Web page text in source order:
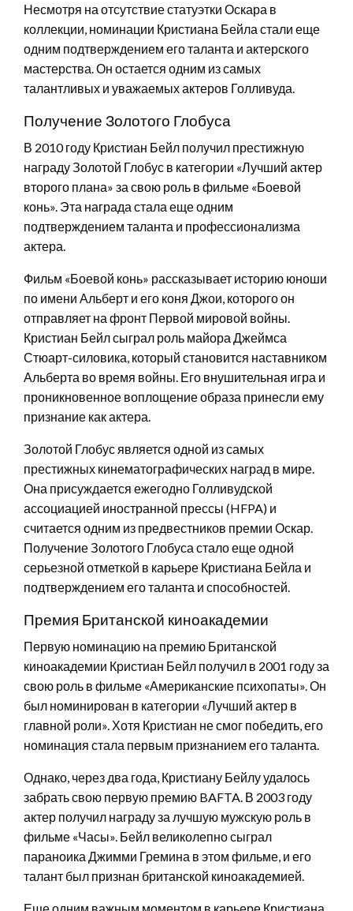
Несмотря на отсутствие статуэтки Оскара в
коллекции, номинации Кристиана Бейла стали еще
одним подтверждением его таланта и актерского
мастерства. Он остается одним из самых
талантливых и уважаемых актеров Голливуда.
Получение Золотого Глобуса
В 2010 году Кристиан Бейл получил престижную
награду Золотой Глобус в категории «Лучший актер
второго плана» за свою роль в фильме «Боевой
конь». Эта награда стала еще одним
подтверждением таланта и профессионализма
актера.
Фильм «Боевой конь» рассказывает историю юноши
по имени Альберт и его коня Джои, которого он
отправляет на фронт Первой мировой войны.
Кристиан Бейл сыграл роль майора Джеймса
Стюарт-силовика, который становится наставником
Альберта во время войны. Его внушительная игра и
проникновенное воплощение образа принесли ему
признание как актера.
Золотой Глобус является одной из самых
престижных кинематографических наград в мире.
Она присуждается ежегодно Голливудской
ассоциацией иностранной прессы (HFPA) и
считается одним из предвестников премии Оскар.
Получение Золотого Глобуса стало еще одной
серьезной отметкой в карьере Кристиана Бейла и
подтверждением его таланта и способностей.
Премия Британской киноакадемии
Первую номинацию на премию Британской
киноакадемии Кристиан Бейл получил в 2001 году за
свою роль в фильме «Американские психопаты». Он
был номинирован в категории «Лучший актер в
главной роли». Хотя Кристиан не смог победить, его
номинация стала первым признанием его таланта.
Однако, через два года, Кристиану Бейлу удалось
забрать свою первую премию BAFTA. В 2003 году
актер получил награду за лучшую мужскую роль в
фильме «Часы». Бейл великолепно сыграл
параноика Джимми Гремина в этом фильме, и его
талант был признан британской киноакадемией.